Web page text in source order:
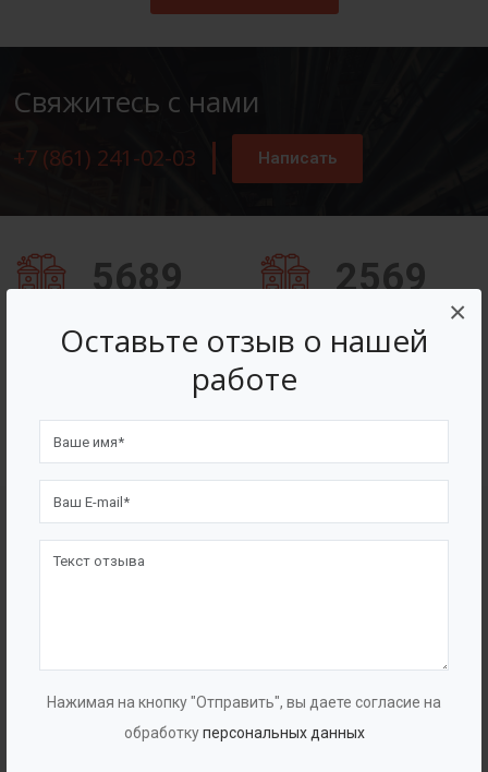
Оставьте отзыв о нашей
работе
Нажимая на кнопку "Отправить", вы даете согласие на
обработкуперсональных данных
×
Свяжитесь с нами
+7 (861) 241-02-03 Написать
5689 2569
Счастливых клиентов
Сертификаты